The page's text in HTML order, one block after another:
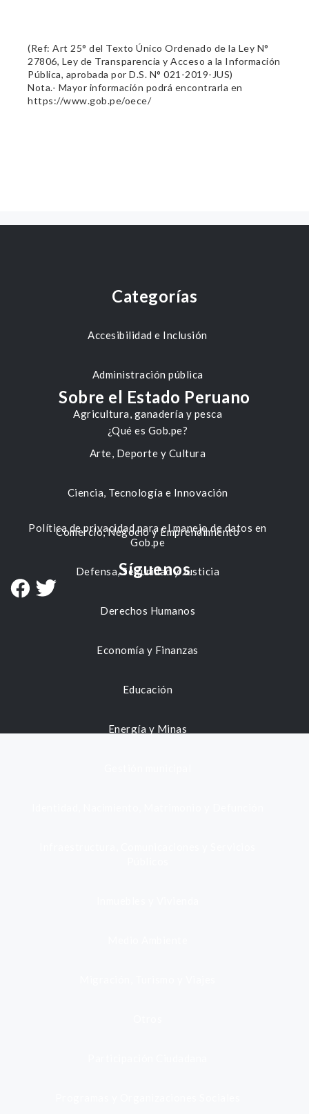
(Ref: Art 25° del Texto Único Ordenado de la Ley N°
27806, Ley de Transparencia y Acceso a la Información
Pública, aprobada por D.S. N° 021-2019-JUS)
Nota.- Mayor información podrá encontrarla en
https://www.gob.pe/oece/
Categorías
Accesibilidad e Inclusión
Administración pública
Agricultura, ganadería y pesca
Arte, Deporte y Cultura
Ciencia, Tecnología e Innovación
Comercio, Negocio y Emprendimiento
Defensa, Seguridad y Justicia
Derechos Humanos
Economía y Finanzas
Educación
Energía y Minas
Sobre el Estado Peruano
¿Qué es Gob.pe?
Política de privacidad para el manejo de datos en
Gob.pe
Síguenos